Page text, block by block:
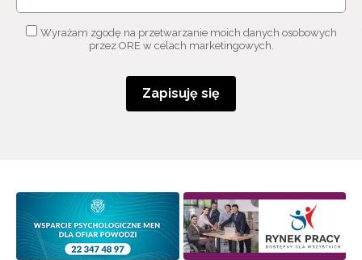
Wyrażam zgodę na przetwarzanie moich danych osobowych
przez ORE w celach marketingowych.
Zapisuję się